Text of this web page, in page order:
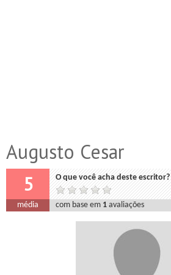
Augusto Cesar
5 O que você acha deste escritor?
média com base em 1 avaliações